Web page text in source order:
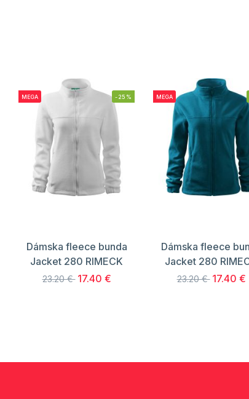
MEGA -25%
Dámska fleece bunda
Jacket 280 RIMECK
23.20 € 17.40 €
MEGA
Dámska fleece
Jacket 280
23.20 € 17.40 €